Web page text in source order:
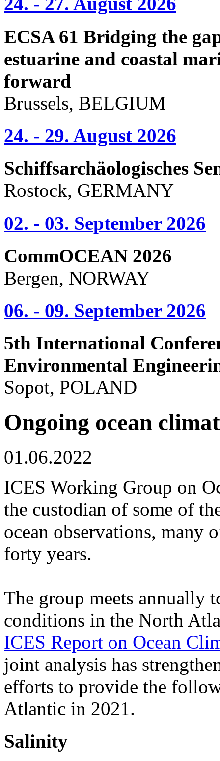
ECSA 61 Bridging the
estuarine and coastal
forward
Brussels, BELGIUM
24. - 29. August 2026
Schiffsarchäologisches
Rostock, GERMANY
02. - 03. September 2026
CommOCEAN 2026
Bergen, NORWAY
06. - 09. September 2026
5th International
Environmental
Sopot, POLAND
Ongoing ocean
01.06.2022
ICES Working Group on
the custodian of some of
ocean observations, many
forty years.
The group meets annually
conditions in the North
ICES Report on Ocean
joint analysis has
efforts to provide the
Atlantic in 2021. ​
Salinity